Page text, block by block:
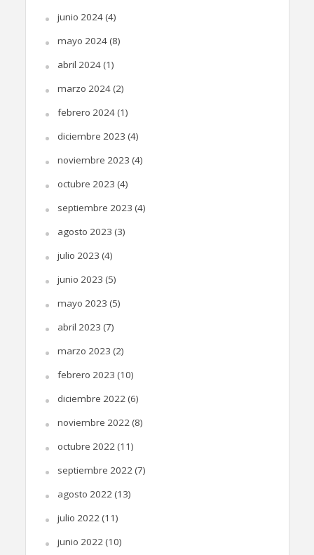
junio 2024(4)
mayo 2024(8)
abril 2024(1)
marzo 2024(2)
febrero 2024(1)
diciembre 2023 (4)
noviembre 2023 (4)
octubre 2023 (4)
septiembre 2023 (4)
agosto 2023 (3)
julio 2023 (4)
junio 2023 (5)
mayo 2023 (5)
abril 2023 (7)
marzo 2023 (2)
febrero 2023 (10)
diciembre 2022(6)
noviembre 2022(8)
octubre 2022(11)
septiembre 2022(7)
agosto 2022(13)
julio 2022(11)
junio 2022(10)